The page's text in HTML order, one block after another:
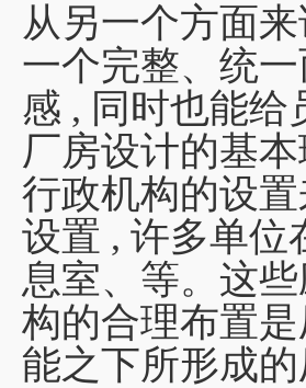
从另一个方面
一个完整、统
感 , 同时也能给
厂房设计的基
行政机构的设
设置 , 许多单位
息室、等。这
构的合理布置
能之下所形成